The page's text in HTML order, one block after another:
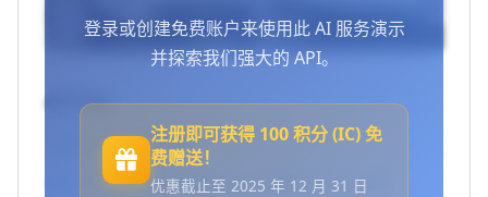
登录或创建免费账户来使用此 AI 服务演示
并探索我们强大的 API。
注册即可获得 100 积分 (IC) 免
费赠送！
优惠截止至 2025 年 12 月 31 日
API Key
Log in to use your API keysorCreate an account